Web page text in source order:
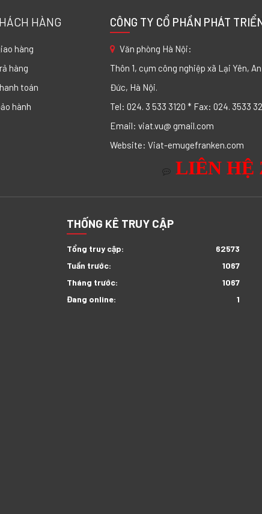
HÀNG
hàng
hàng
toán
hành
CÔNG TY CỔ PHẦN PHÁT
Văn phòng Hà Nội:
Thôn 1, cụm công nghiệp xã Lại Yên,
Đức, Hà Nội.
Tel: 024. 3 533 3120 * Fax: 024. 3533
Email: viat.vu@ gmail.com
Website: Viat-emugefranken.com
LIÊN HỆ
THỐNG KÊ TRUY CẬP
62573
Tổng truy cập:
1067
Tuần trước:
1067
Tháng trước:
1
Đang online: